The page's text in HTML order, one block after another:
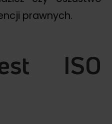
prawnych.
ISO